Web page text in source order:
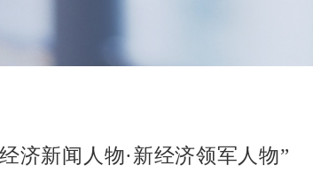
济新闻人物·新经济领军人物”